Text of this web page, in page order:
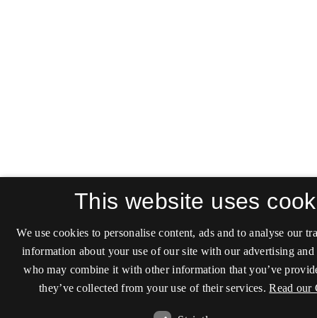
This website uses
We use cookies to personalise content, ads and to analyse our
information about your use of our site with our advertising and
who may combine it with other information that you’ve
they’ve collected from your use of their services. Read our